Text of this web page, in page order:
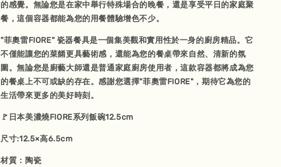
的感覺。無論您是在家中舉行特殊場合的晚餐，還是享受平日的家庭聚
餐，這個容器都能為您的用餐體驗增色不少。
"菲奧雷FIORE" 瓷器餐具是一個集美觀和實用性於一身的廚房精品。它
不僅能讓您的菜餚更具藝術感，還能為您的餐桌帶來自然、清新的氛
圍。無論您是廚藝大師還是普通家庭廚房使用者，這款容器都將成為您
的餐桌上不可或缺的存在。感謝您選擇"菲奧雷FIORE"，期待它為您的
生活帶來更多的美好時刻。
🚩日本美濃燒FIORE系列飯碗12.5cm
尺寸:12.5×高6.5cm
材質：陶瓷